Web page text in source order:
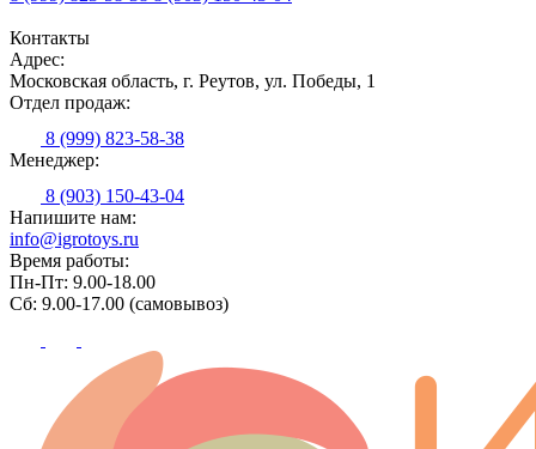
Контакты
Адрес:
Московская область, г. Реутов, ул. Победы, 1
Отдел продаж:
8 (999) 823-58-38
Менеджер:
8 (903) 150-43-04
Напишите нам:
info@igrotoys.ru
Время работы:
Пн-Пт: 9.00-18.00
Сб: 9.00-17.00 (самовывоз)